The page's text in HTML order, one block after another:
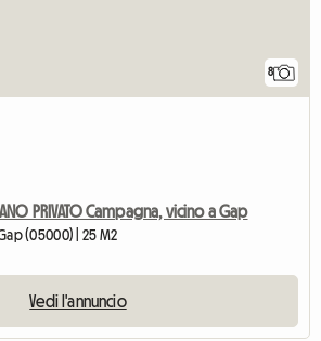
8
PRIVATO Campagna, vicino a Gap
(05000) | 25 M2
Vedi l'annuncio